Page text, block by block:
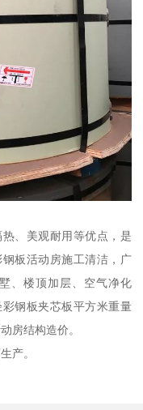
、美观耐用等优点，是
板活动房施工清洁，广
、楼顶加层、空气净化
钢板夹芯板平方米重量
房结构造价。
产。